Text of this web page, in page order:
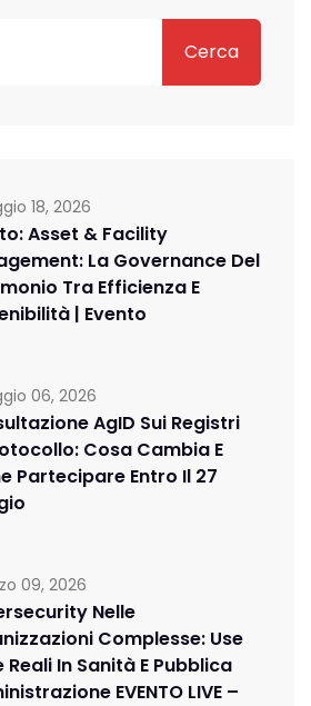
Cerca
18, 2026
Asset & Facility
La Governance Del
Tra Efficienza E
| Evento
06, 2026
AgID Sui Registri
Cosa Cambia E
Partecipare Entro Il 27
09, 2026
Nelle
Complesse: Use
Reali In Sanità E Pubblica
EVENTO LIVE –